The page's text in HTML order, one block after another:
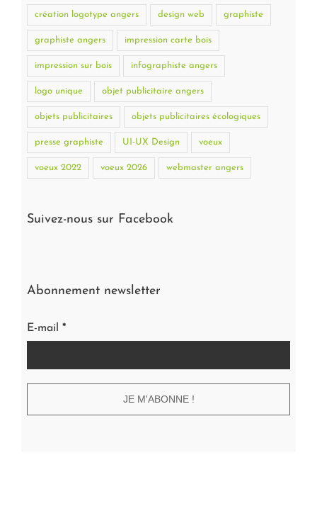
création logotype angers design web graphiste
graphiste angers impression carte bois
impression sur bois infographiste angers
logo unique objet publicitaire angers
objets publicitaires objets publicitaires écologiques
presse graphiste UI-UX Design voeux
voeux 2022 voeux 2026 webmaster angers
Suivez-nous sur Facebook
Abonnement newsletter
E-mail *